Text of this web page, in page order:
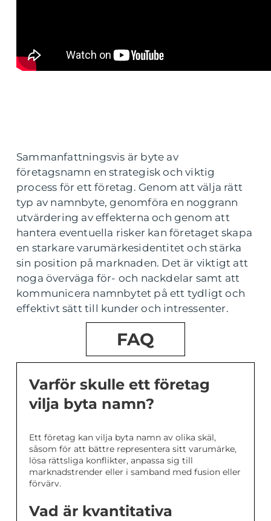
Sammanfattningsvis är byte av
företagsnamn en strategisk och viktig
process för ett företag. Genom att välja rätt
typ av namnbyte, genomföra en noggrann
utvärdering av effekterna och genom att
hantera eventuella risker kan företaget skapa
en starkare varumärkesidentitet och stärka
sin position på marknaden. Det är viktigt att
noga överväga för- och nackdelar samt att
kommunicera namnbytet på ett tydligt och
effektivt sätt till kunder och intressenter.
FAQ
Varför skulle ett företag
vilja byta namn?
Ett företag kan vilja byta namn av olika skäl,
såsom för att bättre representera sitt varumärke,
lösa rättsliga konflikter, anpassa sig till
marknadstrender eller i samband med fusion eller
förvärv.
Vad är kvantitativa